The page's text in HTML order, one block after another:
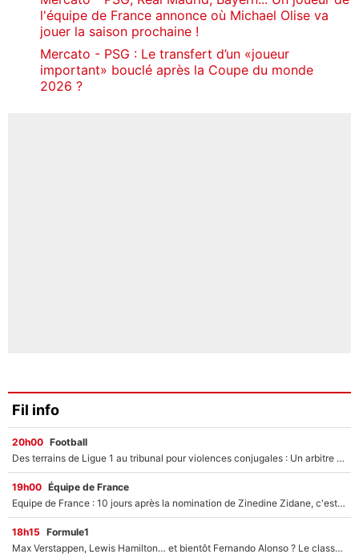
l'équipe de France annonce où Michael Olise va
jouer la saison prochaine !
Mercato - PSG : Le transfert d’un «joueur
important» bouclé après la Coupe du monde
2026 ?
Fil info
20h00 Football
Des terrains de Ligue 1 au tribunal pour violences conjugales : Un arbitre français encourt une peine de 18 mois de prison !
19h00 Équipe de France
Equipe de France : 10 jours après la nomination de Zinedine Zidane, c'est au tour de son fils de prendre un nouveau départ !
18h15 Formule1
Max Verstappen, Lewis Hamilton… et bientôt Fernando Alonso ? Le classement des pilotes les mieux payés en Formule 1 risque de changer !